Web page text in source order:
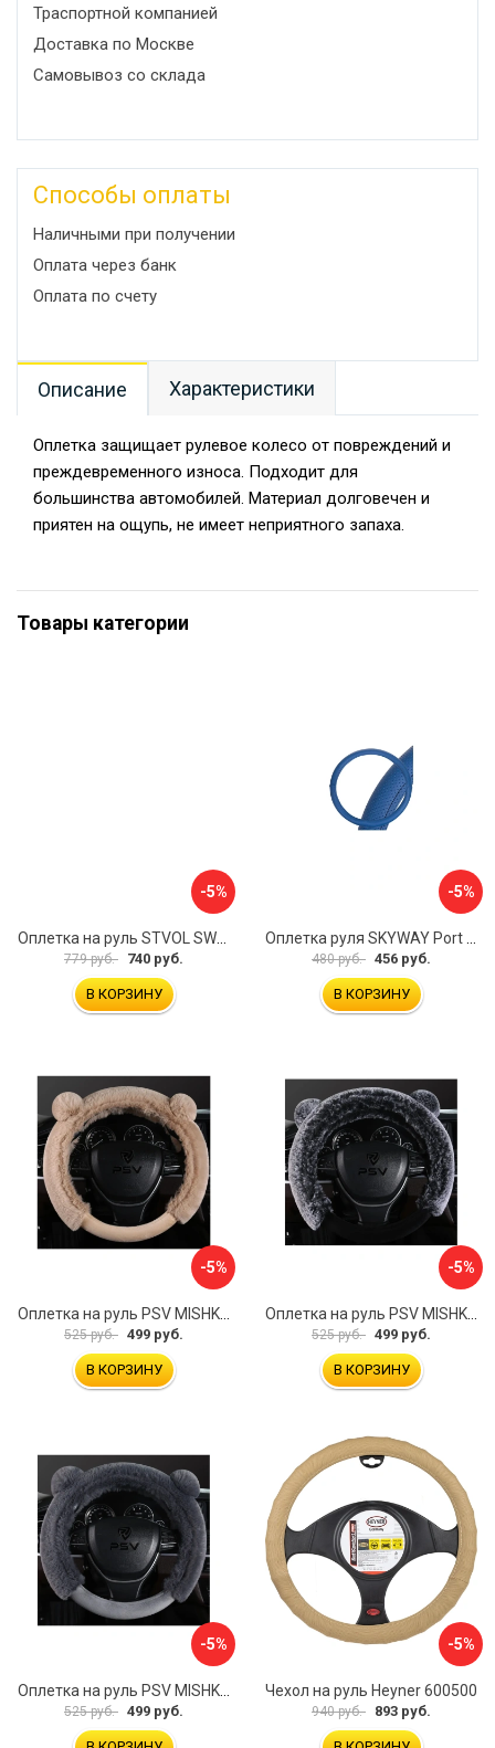
Траспортной компанией
Доставка по Москве
Самовывоз со склада
Способы оплаты
Наличными при получении
Оплата через банк
Оплата по счету
Описание Характеристики
Оплетка защищает рулевое колесо от повреждений и
преждевременного износа. Подходит для
большинства автомобилей. Материал долговечен и
приятен на ощупь, не имеет неприятного запаха.
Товары категории
-5%
779 руб. 740 руб.
В КОРЗИНУ
-5%
480 руб. 456 руб.
В КОРЗИНУ
-5%
Оплетка на руль PSV MISHKA Premium 136099
525 руб. 499 руб.
В КОРЗИНУ
-5%
Оплетка на руль PSV MISHKA Premium 136095
525 руб. 499 руб.
В КОРЗИНУ
-5%
525 руб. 499 руб.
-5%
Чехол на руль Heyner 600500
940 руб. 893 руб.